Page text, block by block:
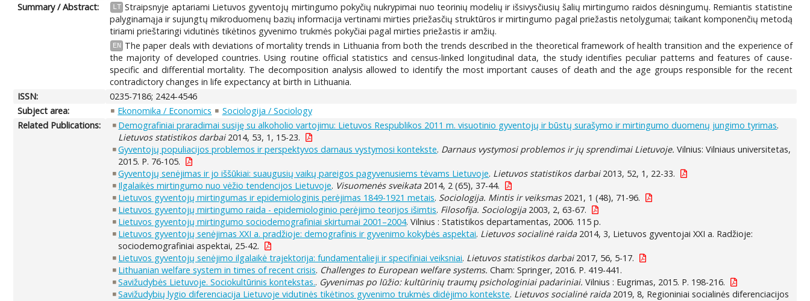
Summary / Abstract: LT Straipsnyje aptariami Lietuvos gyventojų mirtingumo pokyčių nukrypimai nuo teorinių modelių ir išsivysčiusių šalių mirtingumo raidos dėsningumų. Remiantis statistine
palyginamąja ir sujungtų mikroduomenų bazių informacija vertinami mirties priežasčių struktūros ir mirtingumo pagal priežastis netolygumai; taikant komponenčių metodą
tiriami prieštaringi vidutinės tikėtinos gyvenimo trukmės pokyčiai pagal mirties priežastis ir amžių.
EN
The paper deals with deviations of mortality trends in Lithuania from both the trends described in the theoretical framework of health transition and the experience of
the majority of developed countries. Using routine official statistics and census-linked longitudinal data, the study identifies peculiar patterns and features of cause-
specific and differential mortality. The decomposition analysis allowed to identify the most important causes of death and the age groups responsible for the recent
contradictory changes in life expectancy at birth in Lithuania.
ISSN:
0235-7186; 2424-4546
Subject area:
Ekonomika / Economics
Sociologija / Sociology
Related Publications:
Demografiniai praradimai susiję su alkoholio vartojimu: Lietuvos Respublikos 2011 m. visuotinio gyventojų ir būstų surašymo ir mirtingumo duomenų jungimo tyrimas.
Lietuvos statistikos darbai2014, 53, 1, 15-23.
Gyventojų populiacijos problemos ir perspektyvos darnaus vystymosi kontekste. Darnaus vystymosi problemos ir jų sprendimai Lietuvoje. Vilnius: Vilniaus universitetas,
2015. P. 76-105.
Gyventojų senėjimas ir jo iššūkiai: suaugusių vaikų pareigos pagyvenusiems tėvams Lietuvoje. Lietuvos statistikos darbai2013, 52, 1, 22-33.
Ilgalaikės mirtingumo nuo vėžio tendencijos Lietuvoje. Visuomenės sveikata2014, 2 (65), 37-44.
Lietuvos gyventojų mirtingumas ir epidemiologinis perėjimas 1849-1921 metais. Sociologija. Mintis ir veiksmas2021, 1 (48), 71-96.
Lietuvos gyventojų mirtingumo raida - epidemiologinio perėjimo teorijos išimtis. Filosofija. Sociologija2003, 2, 63-67.
Lietuvos gyventojų mirtingumo sociodemografiniai skirtumai 2001–2004. Vilnius : Statistikos departamentas, 2006. 115 p.
Lietuvos gyventojų senėjimas XXI a. pradžioje: demografinis ir gyvenimo kokybės aspektai. Lietuvos socialinė raida2014, 3, Lietuvos gyventojai XXI a. Radžioje:
sociodemografiniai aspektai, 25-42.
Lietuvos gyventojų senėjimo ilgalaikė trajektorija: fundamentalieji ir specifiniai veiksniai. Lietuvos statistikos darbai2017, 56, 5-17.
Lithuanian welfare system in times of recent crisis. Challenges to European welfare systems. Cham: Springer, 2016. P. 419-441.
Savižudybės Lietuvoje. Sociokultūrinis kontekstas.. Gyvenimas po lūžio: kultūrinių traumų psichologiniai padariniai. Vilnius : Eugrimas, 2015. P. 198-216.
Savižudybių lygio diferenciacija Lietuvoje vidutinės tikėtinos gyvenimo trukmės didėjimo kontekste. Lietuvos socialinė raida2019, 8, Regioniniai socialinės diferenciacijos